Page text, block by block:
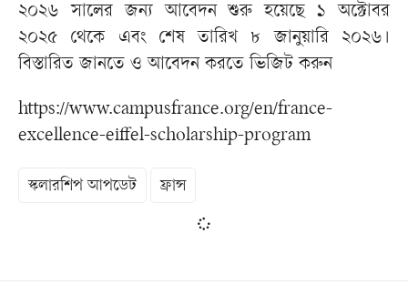
২০২৬ সালের জন্য আবেদন শুরু হয়েছে ১ অক্টোবর
২০২৫ থেকে এবং শেষ তারিখ ৮ জানুয়ারি ২০২৬।
বিস্তারিত জানতে ও আবেদন করতে ভিজিট করুন
https://www.campusfrance.org/en/france-
excellence-eiffel-scholarship-program
স্কলারশিপ আপডেট ফ্রান্স